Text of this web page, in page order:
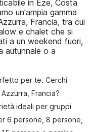
in Èze, Costa
un'ampia gamma
Francia, tra cui
e chalet che si
a un weekend fuori,
autunnale o a
per te. Cerchi
Francia?
ideali per gruppi
6 persone, 8 persone,